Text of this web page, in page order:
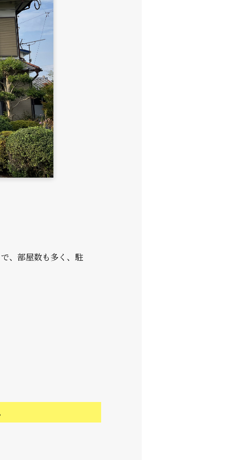
、部屋数も多く、駐